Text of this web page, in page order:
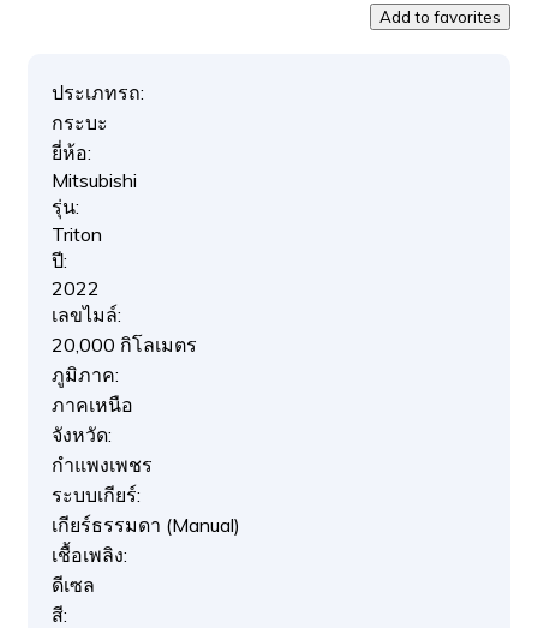
Add to favorites
ประเภทรถ:
กระบะ
ยี่ห้อ:
Mitsubishi
รุ่น:
Triton
ปี:
2022
เลขไมล์:
20,000 กิโลเมตร
ภูมิภาค:
ภาคเหนือ
จังหวัด:
กำแพงเพชร
ระบบเกียร์:
เกียร์ธรรมดา (Manual)
เชื้อเพลิง:
ดีเซล
สี: